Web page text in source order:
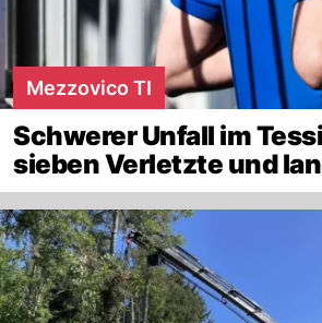
Mezzovico TI
Schwerer Unfall im
sieben Verletzte und